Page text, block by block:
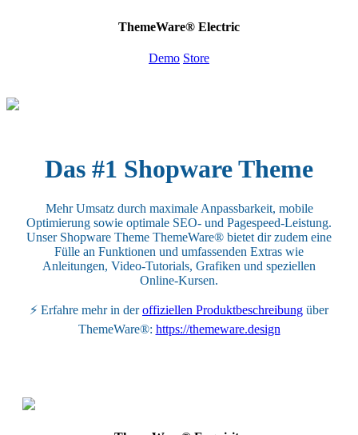
ThemeWare® Electric
Demo Store
Das #1 Shopware Theme
Mehr Umsatz durch maximale Anpassbarkeit, mobile
Optimierung sowie optimale SEO- und Pagespeed-Leistung.
Unser Shopware Theme ThemeWare® bietet dir zudem eine
Fülle an Funktionen und umfassenden Extras wie
Anleitungen, Video-Tutorials, Grafiken und speziellen
Online-Kursen.
⚡ Erfahre mehr in deroffiziellen Produktbeschreibung über
ThemeWare®: https://themeware.design